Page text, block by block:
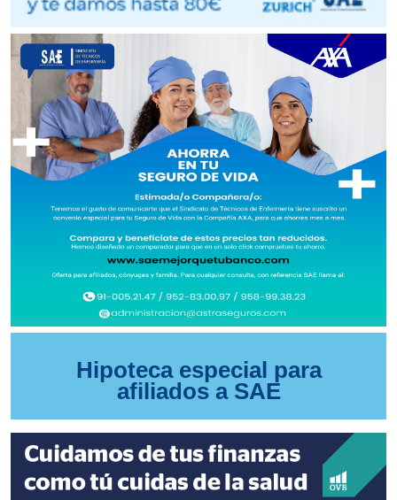
Hipoteca especial para
afiliados a SAE